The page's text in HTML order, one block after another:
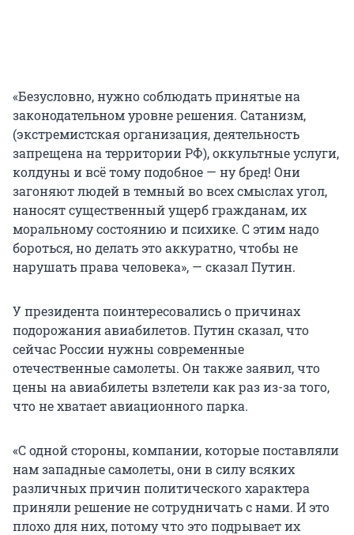
«Безусловно, нужно соблюдать принятые на
законодательном уровне решения. Сатанизм,
(экстремистская организация, деятельность
запрещена на территории РФ), оккультные услуги,
колдуны и всё тому подобное — ну бред! Они
загоняют людей в темный во всех смыслах угол,
наносят существенный ущерб гражданам, их
моральному состоянию и психике. С этим надо
бороться, но делать это аккуратно, чтобы не
нарушать права человека», — сказал Путин.
У президента поинтересовались о причинах
подорожания авиабилетов. Путин сказал, что
сейчас России нужны современные
отечественные самолеты. Он также заявил, что
цены на авиабилеты взлетели как раз из-за того,
что не хватает авиационного парка.
«С одной стороны, компании, которые поставляли
нам западные самолеты, они в силу всяких
различных причин политического характера
приняли решение не сотрудничать с нами. И это
плохо для них, потому что это подрывает их